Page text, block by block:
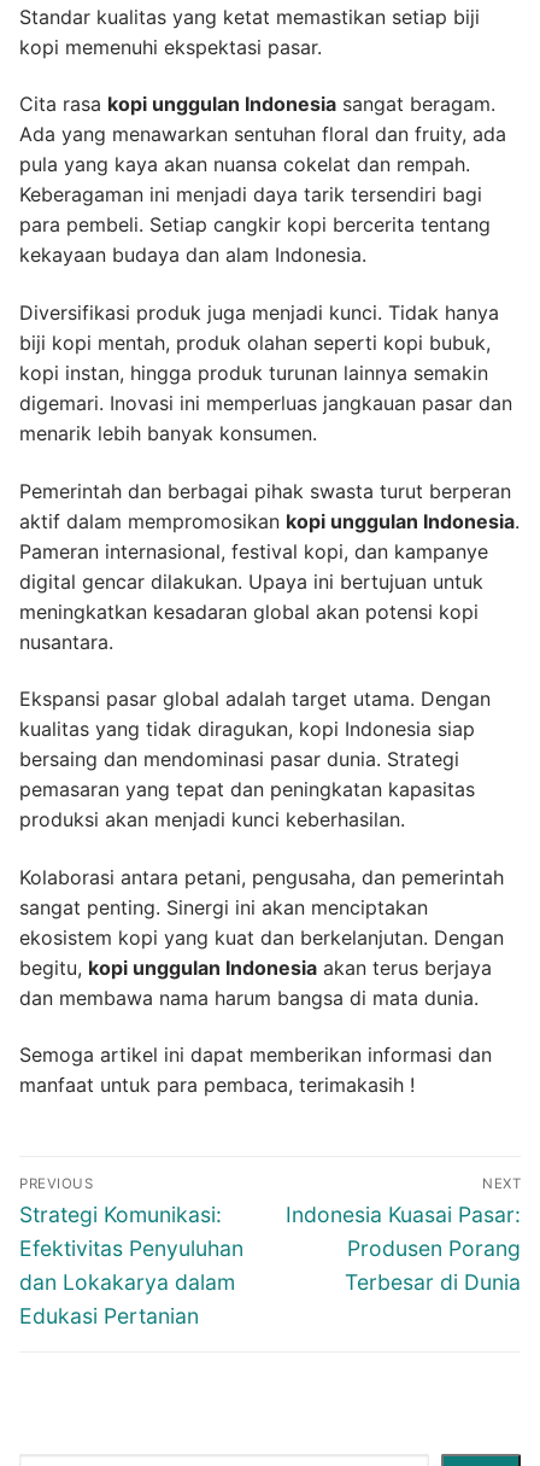
Standar kualitas yang ketat memastikan setiap biji
kopi memenuhi ekspektasi pasar.
Cita rasa kopi unggulan Indonesia sangat beragam.
Ada yang menawarkan sentuhan floral dan fruity, ada
pula yang kaya akan nuansa cokelat dan rempah.
Keberagaman ini menjadi daya tarik tersendiri bagi
para pembeli. Setiap cangkir kopi bercerita tentang
kekayaan budaya dan alam Indonesia.
Diversifikasi produk juga menjadi kunci. Tidak hanya
biji kopi mentah, produk olahan seperti kopi bubuk,
kopi instan, hingga produk turunan lainnya semakin
digemari. Inovasi ini memperluas jangkauan pasar dan
menarik lebih banyak konsumen.
Pemerintah dan berbagai pihak swasta turut berperan
aktif dalam mempromosikan kopi unggulan Indonesia.
Pameran internasional, festival kopi, dan kampanye
digital gencar dilakukan. Upaya ini bertujuan untuk
meningkatkan kesadaran global akan potensi kopi
nusantara.
Ekspansi pasar global adalah target utama. Dengan
kualitas yang tidak diragukan, kopi Indonesia siap
bersaing dan mendominasi pasar dunia. Strategi
pemasaran yang tepat dan peningkatan kapasitas
produksi akan menjadi kunci keberhasilan.
Kolaborasi antara petani, pengusaha, dan pemerintah
sangat penting. Sinergi ini akan menciptakan
ekosistem kopi yang kuat dan berkelanjutan. Dengan
begitu, kopi unggulan Indonesia akan terus berjaya
dan membawa nama harum bangsa di mata dunia.
Semoga artikel ini dapat memberikan informasi dan
manfaat untuk para pembaca, terimakasih !
Navigasi
pos
PREVIOUS
Previous
post:
Strategi Komunikasi:
Efektivitas Penyuluhan
dan Lokakarya dalam
Edukasi Pertanian
NEXT
Next
Indonesia Kuasai Pasar:
Produsen Porang
Terbesar di Dunia